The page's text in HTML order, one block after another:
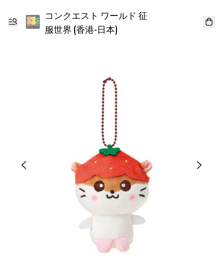
コンクエスト ワールド 征
服世界 (香港-日本)